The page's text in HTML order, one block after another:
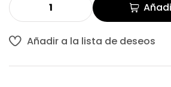
Añadir a la lista de deseos